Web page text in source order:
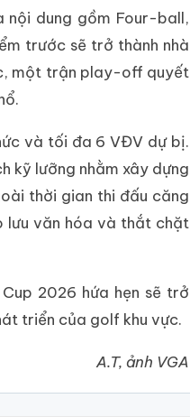
dung gồm Four-ball,
trước sẽ trở thành nhà
một trận play-off quyết
và tối đa 6 VĐV dự bị.
kỹ lưỡng nhằm xây dựng
thời gian thi đấu căng
lưu văn hóa và thắt chặt
2026 hứa hẹn sẽ trở
triển của golf khu vực.
A.T, ảnh VGA